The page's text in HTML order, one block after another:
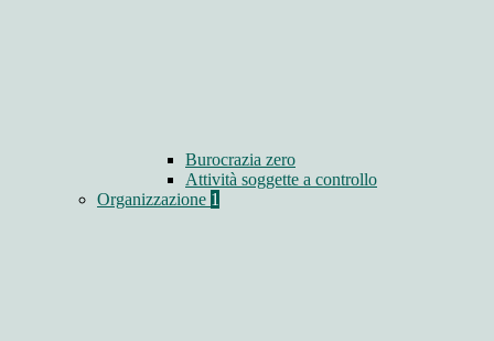
Burocrazia zero
Attività soggette a controllo
Organizzazione 1